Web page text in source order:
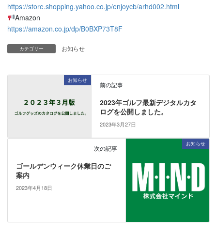
https://store.shopping.yahoo.co.jp/enjoycb/arhd002.html
Amazon
https://amazon.co.jp/dp/B0BXP73T8F
カテゴリー お知らせ
お知らせ
前の記事
2023年ゴルフ最新デジタルカタ
ログを公開しました。
2023年3月27日
お知らせ
次の記事
ゴールデンウィーク休業日のご
案内
2023年4月18日